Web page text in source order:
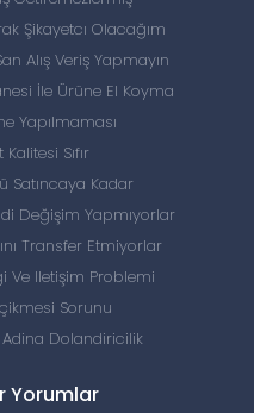
Şikayetcı Olacağım
Alış Veriş Yapmayın
İle Ürüne El Koyma
Yapılmaması
Sıfır
Satıncaya Kadar
Değişim Yapmıyorlar
Transfer Etmiyorlar
Ve Iletişim Problemi
Sorunu
Adina Dolandiricilik
Yorumlar